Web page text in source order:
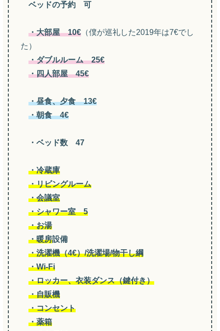
ベッドの予約 可
・大部屋 10€ （僕が巡礼した2019年は7€でし
た）
・ダブルルーム 25€
・四人部屋 45€
・昼食、夕食 13€
・朝食 4€
・ベッド数 47
・冷蔵庫
・リビングルーム
・会議室
・シャワー室 5
・お湯
・暖房設備
・洗濯機（4€）/洗濯場/物干し綱
・Wi-Fi
・ロッカー、衣装ダンス（鍵付き）
・自販機
・コンセント
・薬箱